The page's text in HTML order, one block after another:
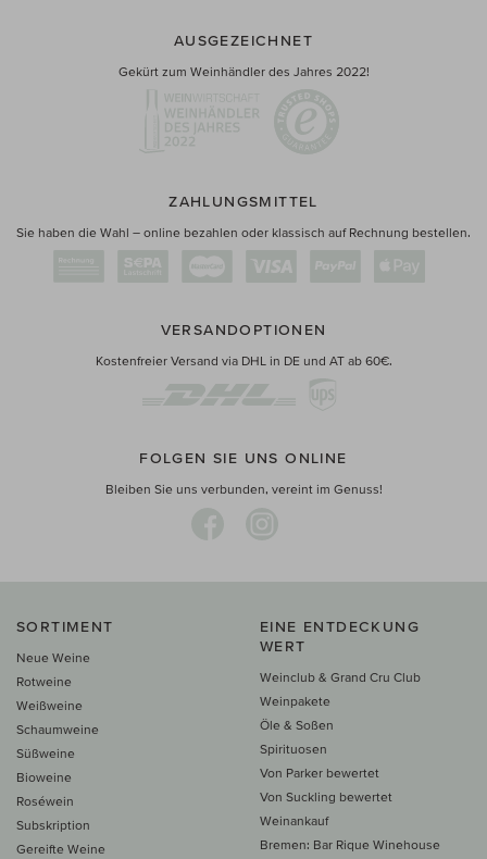
AUSGEZEICHNET
Gekürt zum Weinhändler des Jahres 2022!
ZAHLUNGSMITTEL
Sie haben die Wahl – online bezahlen oder klassisch auf Rechnung bestellen.
VERSANDOPTIONEN
Kostenfreier Versand via DHL in DE und AT ab 60€.
FOLGEN SIE UNS ONLINE
Bleiben Sie uns verbunden, vereint im Genuss!
SORTIMENT
Neue Weine
Rotweine
Weißweine
Schaumweine
Süßweine
Bioweine
Roséwein
Subskription
Gereifte Weine
EINE ENTDECKUNG
WERT
Weinclub & Grand Cru Club
Weinpakete
Öle & Soßen
Spirituosen
Von Parker bewertet
Von Suckling bewertet
Weinankauf
Bremen: Bar Rique Winehouse